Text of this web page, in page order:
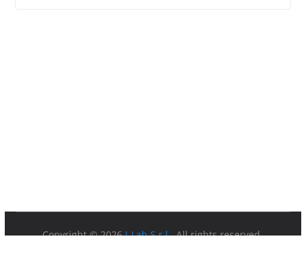
Copyright © 2026I-Lab S.r.l.. All rights reserved.